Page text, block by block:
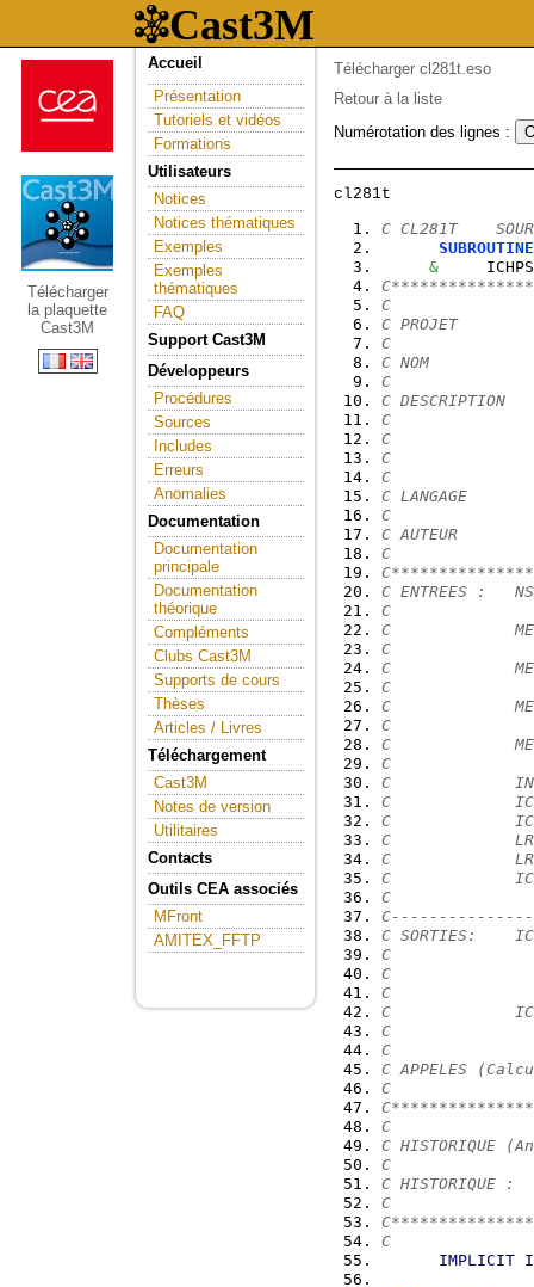
Télécharger
la plaquette
Cast3M
Accueil
Présentation
Tutoriels et vidéos
Formations
Utilisateurs
Notices
Notices thématiques
Exemples
Exemples
thématiques
FAQ
Support Cast3M
Développeurs
Procédures
Sources
Includes
Erreurs
Anomalies
Documentation
Documentation
principale
Documentation
théorique
Compléments
Clubs Cast3M
Supports de cours
Thèses
Articles / Livres
Téléchargement
Cast3M
Notes de version
Utilitaires
Contacts
Outils CEA associés
MFront
AMITEX_FFTP
Télécharger cl281t.eso
Retour à la liste
Numérotation des lignes :
C CL281T
SUBROUTINE
&
C
C PROJET
C
C NOM
C
C
C
C
C
C
C LANGAGE
C
C AUTEUR
C
C ENTREES :
C
C
C
C
C
C
C
C
C
C
C
C
C
C
C
C
C SORTIES:
C
C
C
C
C
C
C APPELES
C
C
C HISTORIQUE
C
C HISTORIQUE :
C
C
IMPLICIT